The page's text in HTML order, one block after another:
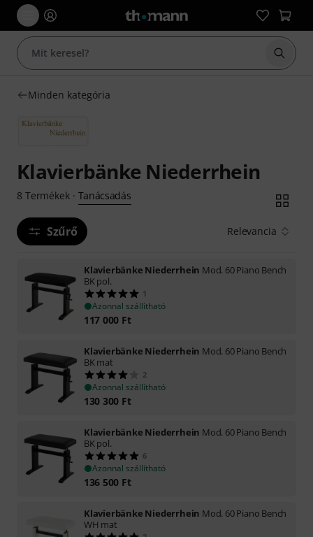
Minden kategória
Klavierbänke Niederrhein
8 Termékek· Tanácsadás
Szűrő Relevancia
Klavierbänke Niederrhein Mod. 60 Piano Bench
BK pol.
1
Azonnal szállítható
117 000 Ft
Klavierbänke Niederrhein Mod. 60 Piano Bench
BK mat
2
Azonnal szállítható
130 300 Ft
Klavierbänke Niederrhein Mod. 60 Piano Bench
BK pol.
6
Azonnal szállítható
136 500 Ft
Klavierbänke Niederrhein Mod. 60 Piano Bench
WH mat